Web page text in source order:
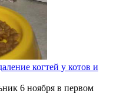
когтей у котов и
6 ноября в первом